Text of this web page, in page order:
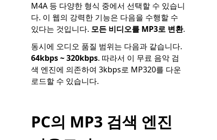
M4A 등 다양한 형식 중에서 선택할 수 있습니
다. 이 웹의 강력한 기능은 다음을 수행할 수
있다는 것입니다. 모든 비디오를 MP3로 변환.
동시에 오디오 품질 범위는 다음과 같습니다.
64kbps ~ 320kbps. 따라서 이 무료 음악 검
색 엔진에 의존하여 3kbps로 MP320를 다운
로드할 수 있습니다.
PC의 MP3 검색 엔진